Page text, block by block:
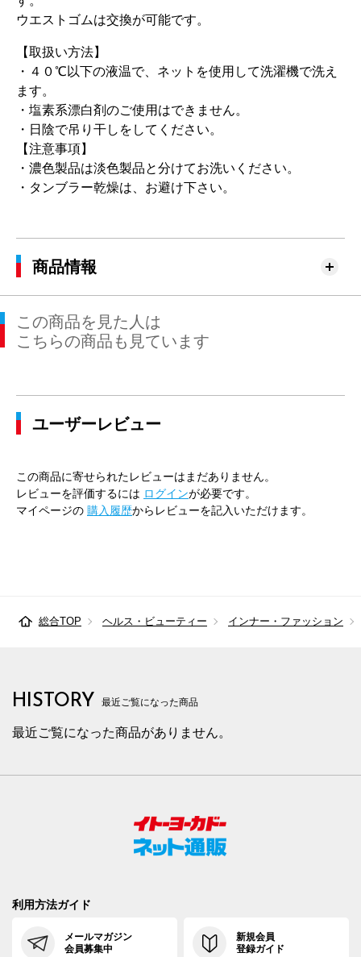
ウエストゴムは交換が可能です。
【取扱い方法】
・４０℃以下の液温で、ネットを使用して洗濯機で洗え
ます。
・塩素系漂白剤のご使用はできません。
・日陰で吊り干しをしてください。
【注意事項】
・濃色製品は淡色製品と分けてお洗いください。
・タンブラー乾燥は、お避け下さい。
商品情報
この商品を見た人は
こちらの商品も見ています
ユーザーレビュー
この商品に寄せられたレビューはまだありません。
レビューを評価するには ログインが必要です。
マイページの 購入履歴からレビューを記入いただけます。
総合TOP ヘルス・ビューティー インナー・ファッション
HISTORY 最近ご覧になった商品
最近ご覧になった商品がありません。
利用方法ガイド
メールマガジン
会員募集中
新規会員
登録ガイド